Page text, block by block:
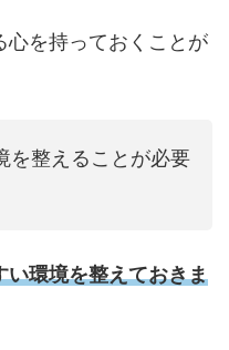
心を持っておくことが
を整えることが必要
い環境を整えておきま